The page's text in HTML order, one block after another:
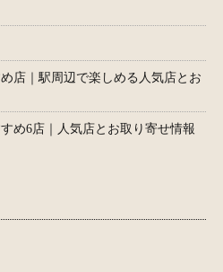
店｜駅周辺で楽しめる人気店とお
め6店｜人気店とお取り寄せ情報